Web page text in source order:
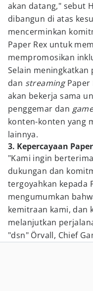
akan datang," sebut
dibangun di atas
mencerminkan
Paper Rex untuk
mempromosikan
Selain
dan streamingPaper
akan bekerja sama
penggemar dan
konten-konten yang
lainnya.
3. Kepercayaan
"Kami ingin
dukungan dan
tergoyahkan kepada
mengumumkan
kemitraan kami, dan
melanjutkan
"dsn" Örvall, Chief